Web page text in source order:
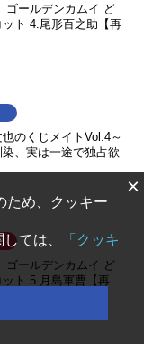
ゴールデンカムイ ど
ト 4.尾形百之助【再
也のくじメイトVol.4～
、実は一途で独占欲
ゴールデンカムイ ど
ト 5.月島軍曹【再
×
ため、クッキー
ては、
「クッキ